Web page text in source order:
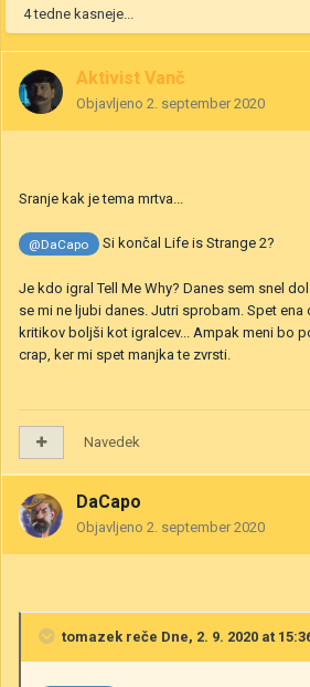
4 tedne kasneje...
Aktivist Vanč
Objavljeno 2. september 2020
Sranje kak je tema mrtva...
@DaCapo Si končal Life is Strange 2?
Je kdo igral Tell Me Why? Danes sem snel
se mi ne ljubi danes. Jutri sprobam. Spet
kritikov boljši kot igralcev... Ampak meni bo
crap, ker mi spet manjka te zvrsti.
Navedek
DaCapo
Objavljeno 2. september 2020
tomazek reče Dne, 2. 9. 2020 at